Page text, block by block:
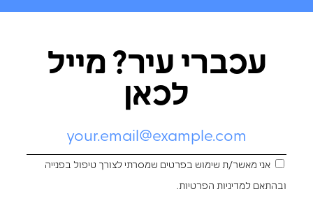
עכברי עיר? מייל
לכאן
אני מאשר/ת שימוש בפרטים שמסרתי לצורך טיפול בפנייה
ובהתאם למדיניות הפרטיות.